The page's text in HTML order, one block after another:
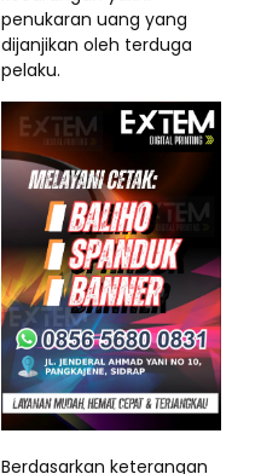
penukaran uang yang
dijanjikan oleh terduga
pelaku.
Berdasarkan keterangan